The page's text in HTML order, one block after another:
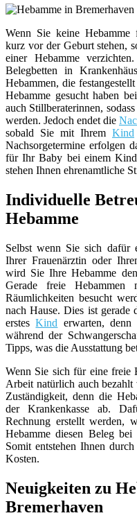
Wenn Sie keine Hebamme
kurz vor der Geburt stehen,
einer Hebamme
Belegbetten in
Hebammen, die
Hebamme gesucht haben
auch Stillberaterinnen,
werden. Jedoch endet die
sobald Sie mit Ihrem Kind
Nachsorgetermine erfolgen
für Ihr Baby bei einem
stehen Ihnen ehrenamtliche
Individuelle
Hebamme
Selbst wenn Sie sich dafür
Ihrer Frauenärztin oder
wird Sie Ihre Hebamme
Gerade freie
Räumlichkeiten besucht
nach Hause. Dies ist
erstesKind erwarten,
während der
Tipps, was die Ausstattung
Wenn Sie sich für eine freie
Arbeit natürlich auch
Zuständigkeit, denn die
der Krankenkasse ab.
Rechnung erstellt werden,
Hebamme diesen Beleg
Somit entstehen Ihnen
Kosten.
Neuigkeiten zu
Bremerhaven